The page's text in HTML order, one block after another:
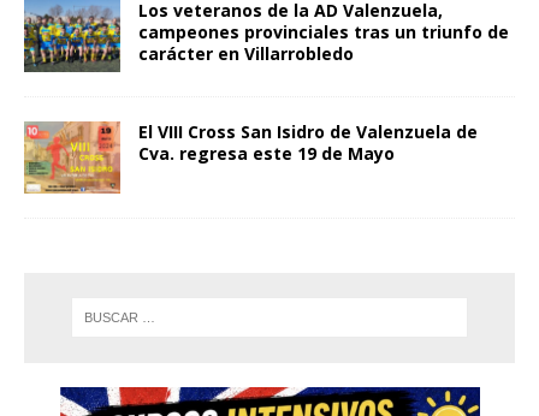
Los veteranos de la AD Valenzuela,
campeones provinciales tras un triunfo de
carácter en Villarrobledo
El VIII Cross San Isidro de Valenzuela de
Cva. regresa este 19 de Mayo